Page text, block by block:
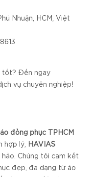
Nhuận, HCM, Việt
tốt? Đến ngay
vụ chuyên nghiệp!
đồng phục TPHCM
hợp lý,
HAVIAS
Chúng tôi cam kết
đẹp, đa dạng từ áo